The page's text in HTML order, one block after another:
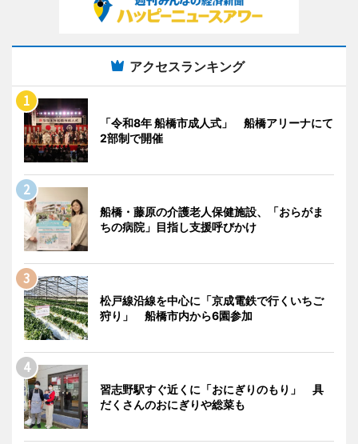
アクセスランキング
「令和8年 船橋市成人式」 船橋アリーナにて
2部制で開催
船橋・藤原の介護老人保健施設、「おらがま
ちの病院」目指し支援呼びかけ
松戸線沿線を中心に「京成電鉄で行くいちご
狩り」 船橋市内から6園参加
習志野駅すぐ近くに「おにぎりのもり」 具
だくさんのおにぎりや総菜も